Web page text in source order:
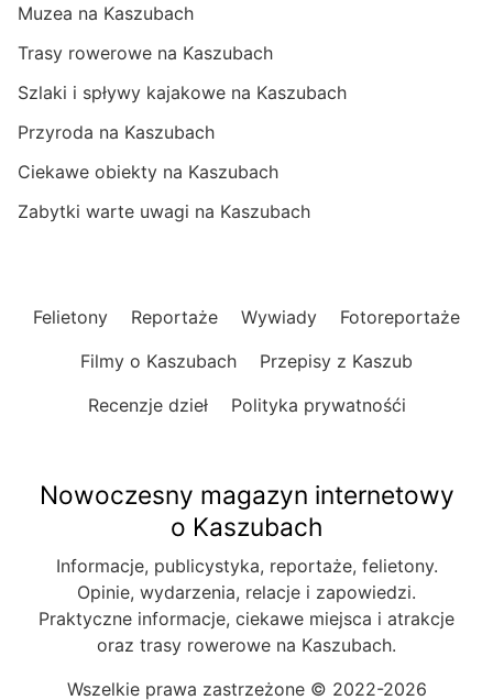
Muzea na Kaszubach
Trasy rowerowe na Kaszubach
Szlaki i spływy kajakowe na Kaszubach
Przyroda na Kaszubach
Ciekawe obiekty na Kaszubach
Zabytki warte uwagi na Kaszubach
Felietony Reportaże Wywiady
Fotoreportaże
Filmy o Kaszubach
Przepisy z Kaszub
Recenzje dzieł
Polityka prywatnośći
Nowoczesny magazyn internetowy
o Kaszubach
Informacje, publicystyka, reportaże, felietony.
Opinie, wydarzenia, relacje i zapowiedzi.
Praktyczne informacje, ciekawe miejsca i atrakcje
oraz trasy rowerowe na Kaszubach.
Wszelkie prawa zastrzeżone © 2022-2026